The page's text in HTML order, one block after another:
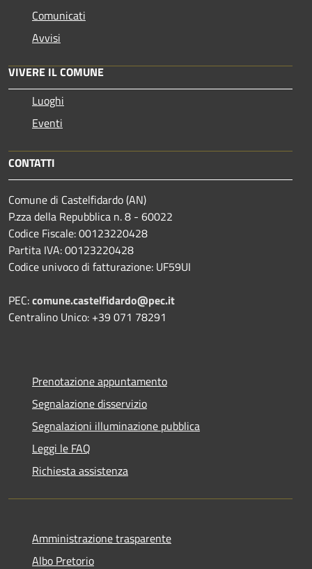
Comunicati
Avvisi
VIVERE IL COMUNE
Luoghi
Eventi
CONTATTI
Comune di Castelfidardo (AN)
P.zza della Repubblica n. 8 - 60022
Codice Fiscale: 00123220428
Partita IVA: 00123220428
Codice univoco di fatturazione: UF59UI
PEC:comune.castelfidardo@pec.it
Centralino Unico: +39 071 78291
Prenotazione appuntamento
Segnalazione disservizio
Segnalazioni illuminazione pubblica
Leggi le FAQ
Richiesta assistenza
Amministrazione trasparente
Albo Pretorio